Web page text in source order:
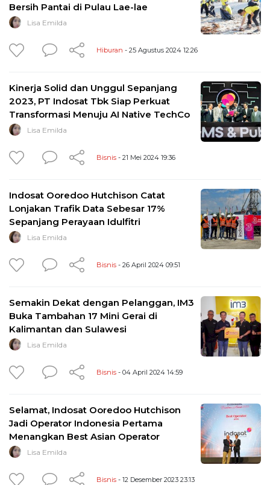
Bersih Pantai di Pulau Lae-lae
Lisa Emilda
Hiburan - 25 Agustus 2024 12:26
Kinerja Solid dan Unggul Sepanjang
2023, PT Indosat Tbk Siap Perkuat
Transformasi Menuju AI Native TechCo
Lisa Emilda
Bisnis - 21 Mei 2024 19:36
Indosat Ooredoo Hutchison Catat
Lonjakan Trafik Data Sebesar 17%
Sepanjang Perayaan Idulfitri
Lisa Emilda
Bisnis - 26 April 2024 09:51
Semakin Dekat dengan Pelanggan, IM3
Buka Tambahan 17 Mini Gerai di
Kalimantan dan Sulawesi
Lisa Emilda
Bisnis - 04 April 2024 14:59
Selamat, Indosat Ooredoo Hutchison
Jadi Operator Indonesia Pertama
Menangkan Best Asian Operator
Lisa Emilda
Bisnis - 12 Desember 2023 23:13